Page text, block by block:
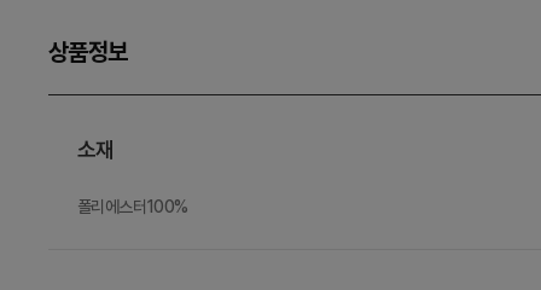
상품정보
소재
폴리에스터100%